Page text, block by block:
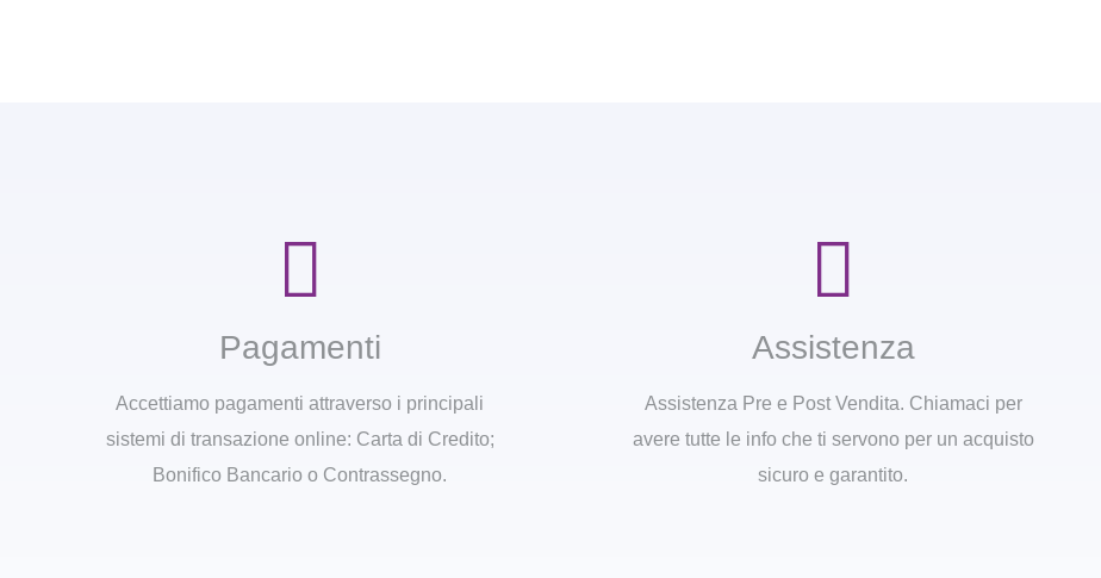
Pagamenti
Accettiamo pagamenti attraverso i principali
sistemi di transazione online: Carta di Credito;
Bonifico Bancario o Contrassegno.
Assistenza
Assistenza Pre e Post Vendita. Chiamaci per
avere tutte le info che ti servono per un acquisto
sicuro e garantito.